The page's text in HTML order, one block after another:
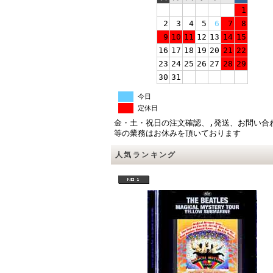
1
2
3 4 5 6 7
8
9 10 11 12 13 14 15
16 17 18 19 20 21 22
23 24 25 26 27 28 29
30 31
今日
定休日
金・土・祝日の注文確認、,発送、お問い合
等の業務はお休みを頂いております
人気ランキング